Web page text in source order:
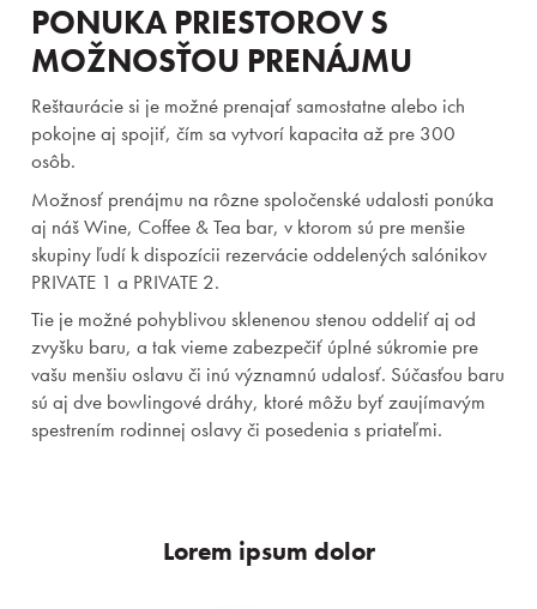
RegistráciaZabudnuté heslo
Pobyty
Zážitky pre deti
Priestory & služby
Gastronómia
Aquapark & Spa
O nás
PONUKA PRIESTOROV S
MOŽNOSŤOU PRENÁJMU
Reštaurácie si je možné prenajať samostatne alebo ich
pokojne aj spojiť, čím sa vytvorí kapacita až pre 300
osôb.
Možnosť prenájmu na rôzne spoločenské udalosti ponúka
aj náš Wine, Coffee & Tea bar, v ktorom sú pre menšie
skupiny ľudí k dispozícii rezervácie oddelených salónikov
PRIVATE 1 a PRIVATE 2.
Tie je možné pohyblivou sklenenou stenou oddeliť aj od
zvyšku baru, a tak vieme zabezpečiť úplné súkromie pre
vašu menšiu oslavu či inú významnú udalosť. Súčasťou baru
sú aj dve bowlingové dráhy, ktoré môžu byť zaujímavým
spestrením rodinnej oslavy či posedenia s priateľmi.
Lorem ipsum dolor